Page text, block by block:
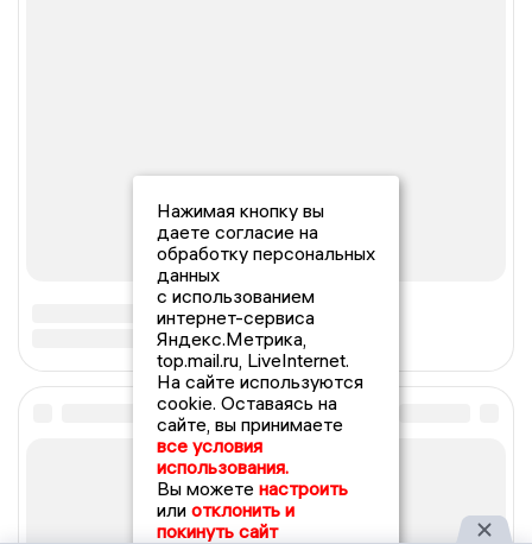
Нажимая кнопку вы
даете согласие на
обработку персональных
данных
с использованием
интернет-сервиса
Яндекс.Метрика,
top.mail.ru, LiveInternet.
На сайте используются
cookie. Оставаясь на
сайте, вы принимаете
все условия
использования.
Вы можете настроить
или отклонить и
покинуть сайт